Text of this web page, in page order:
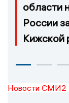
области
России
Кижской
Новости СМИ2